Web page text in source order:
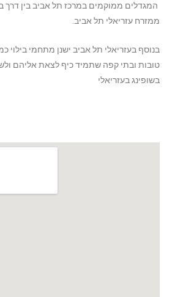
המגדלים ממוקמים במרכז תל אביב בין דרך
ממזרח עזריאלי תל אביב.
בנוסף בעזריאלי תל אביב ישנן מתחמי בילוי
טובות ובתי קפה שתמיד כיף לצאת אליהם
בשופינג בעזריאלי